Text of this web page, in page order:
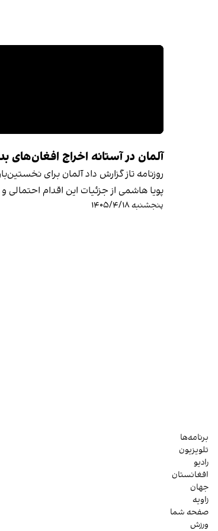
آلمان در آستانه اخراج افغان‌های
روزنامه تاز گزارش داد آلمان برای
پویا هاشمی از جزئیات این اقدام
پنجشنبه ۱۴۰۵/۴/۱۸
برنامه‌ها
تلویزیون
رادیو
افغانستان
جهان
زاویه
صفحه شما
ورزش